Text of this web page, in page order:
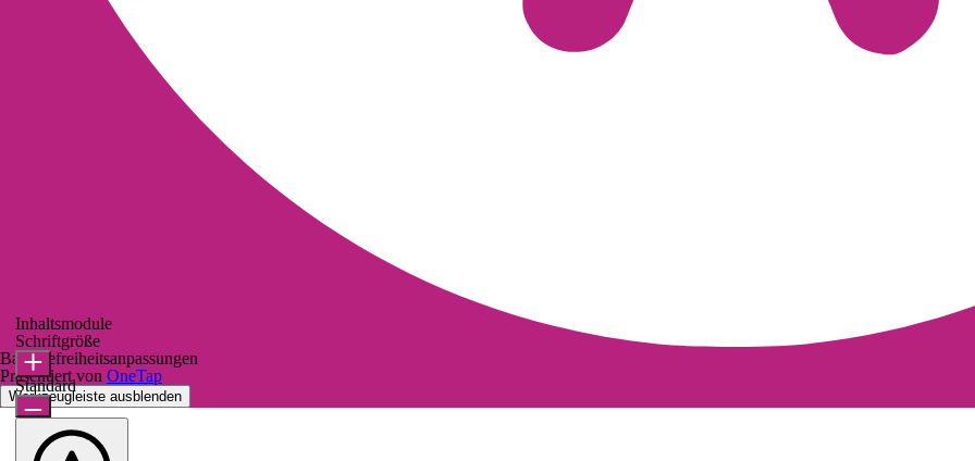
Barrierefreiheitsanpassungen
Präsentiert von OneTap
Werkzeugleiste ausblenden
Inhaltsmodule
Schriftgröße
Standard